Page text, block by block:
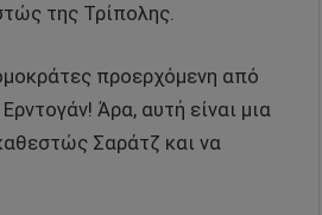
της Τρίπολης.
προερχόμενη από
Άρα, αυτή είναι μια
Σαράτζ και να